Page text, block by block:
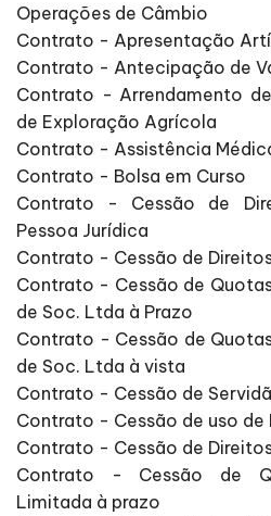
Operações de Câmbio
Contrato - Apresentação
Contrato - Antecipação de
Contrato - Arrendamento
de Exploração Agrícola
Contrato - Assistência
Contrato - Bolsa em Curso
Contrato - Cessão de
Pessoa Jurídica
Contrato - Cessão de
Contrato - Cessão de
de Soc. Ltda à Prazo
Contrato - Cessão de
de Soc. Ltda à vista
Contrato - Cessão de
Contrato - Cessão de uso de
Contrato - Cessão de
Contrato - Cessão de
Limitada à prazo